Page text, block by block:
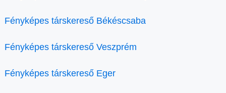
Fényképes társkereső Békéscsaba
Fényképes társkereső Veszprém
Fényképes társkereső Eger